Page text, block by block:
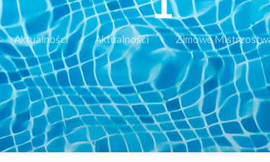
Aktualności Aktualności Zimowe